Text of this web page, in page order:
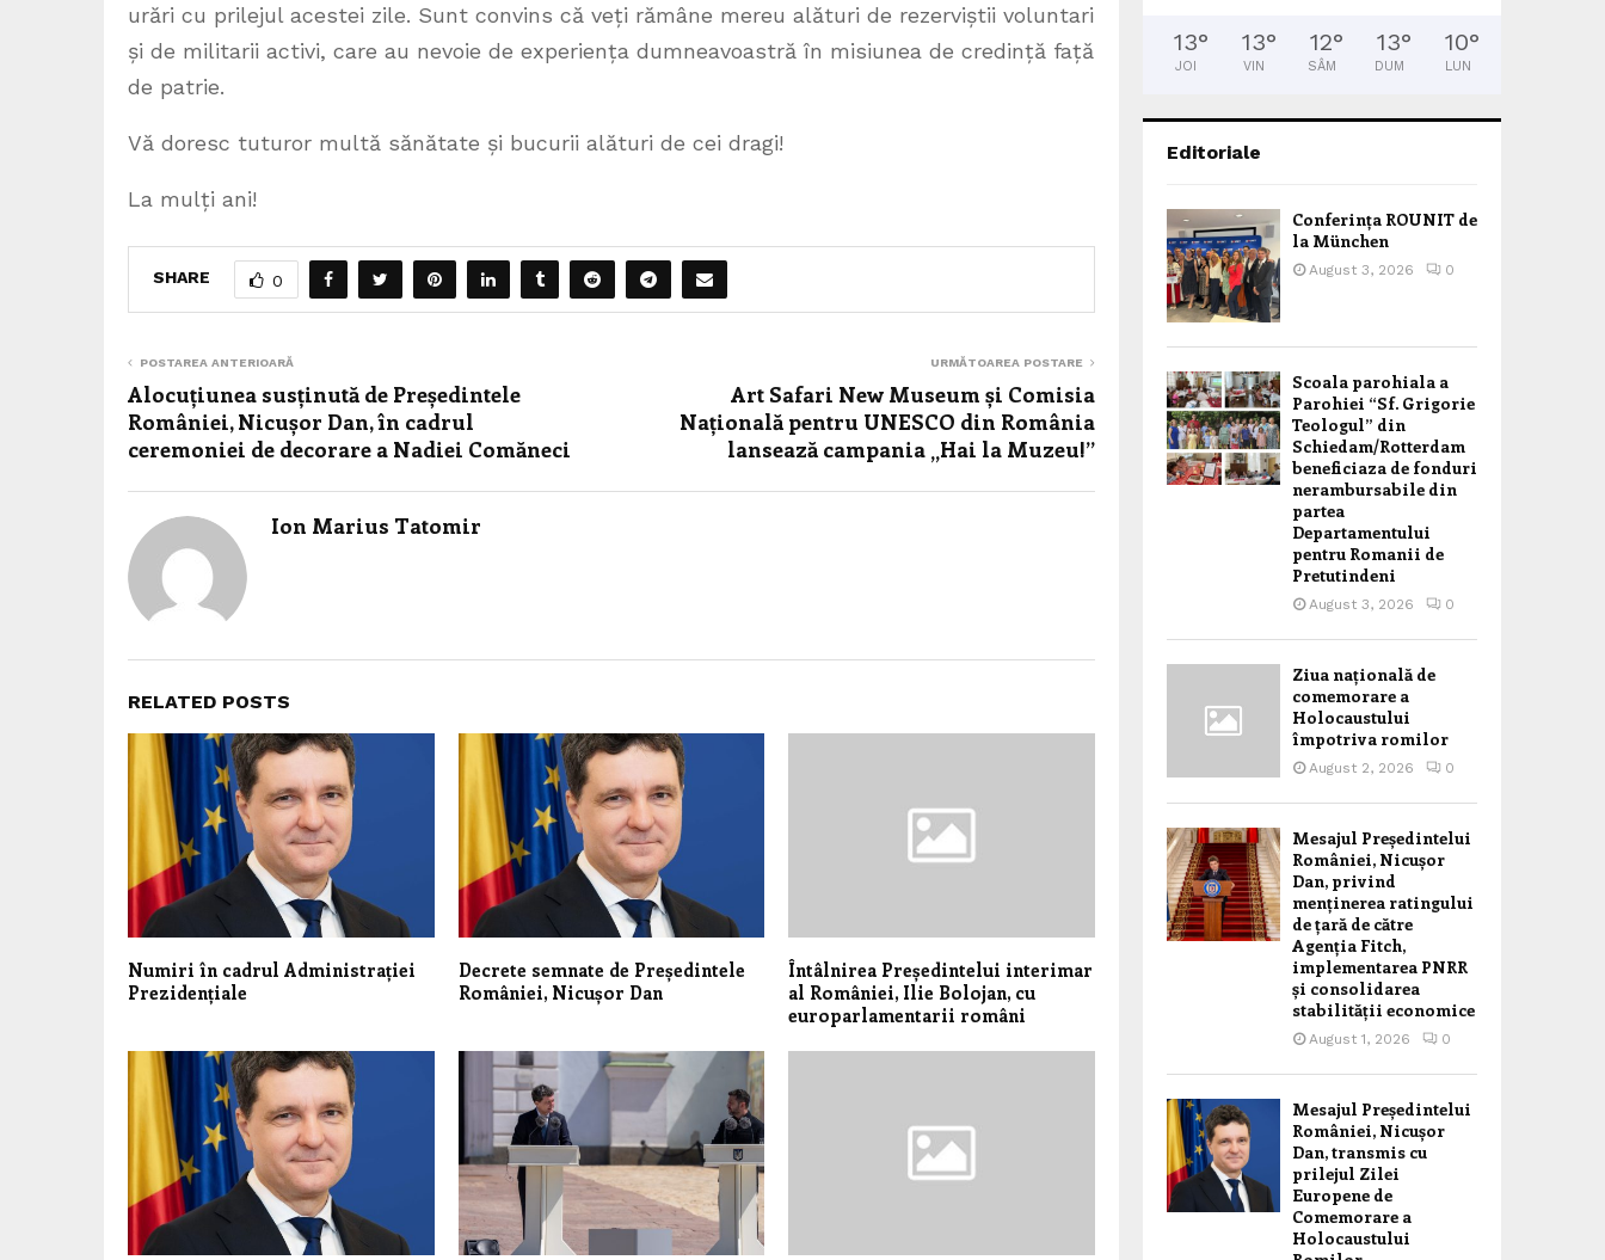
urări cu prilejul acestei zile. Sunt convins că veți rămâne mereu alături de rezerviștii voluntari
și de militarii activi, care au nevoie de experiența dumneavoastră în misiunea de credință față
de patrie.
Vă doresc tuturor multă sănătate și bucurii alături de cei dragi!
La mulți ani!
SHARE 0
POSTAREA ANTERIOARĂ
Alocuțiunea susținută de Președintele
României, Nicușor Dan, în cadrul
ceremoniei de decorare a Nadiei Comăneci
URMĂTOAREA POSTARE
Art Safari New Museum și Comisia
Națională pentru UNESCO din România
lansează campania „Hai la Muzeu!”
Ion Marius Tatomir
RELATED POSTS
Numiri în cadrul Administrației
Prezidențiale
Decrete semnate de Președintele
României, Nicușor Dan
Întâlnirea Președintelui interimar
al României, Ilie Bolojan, cu
europarlamentarii români
13°
JOI
13°
VIN
12°
SÂM
13°
DUM
10°
LUN
Editoriale
Conferința ROUNIT de
la München
August 3, 2026 0
Scoala parohiala a
Parohiei “Sf. Grigorie
Teologul” din
Schiedam/Rotterdam
beneficiaza de fonduri
nerambursabile din
partea
Departamentului
pentru Romanii de
Pretutindeni
August 3, 2026 0
Ziua națională de
comemorare a
Holocaustului
împotriva romilor
August 2, 2026 0
Mesajul Președintelui
României, Nicușor
Dan, privind
menținerea ratingului
de țară de către
Agenția Fitch,
implementarea PNRR
și consolidarea
stabilității economice
August 1, 2026 0
Mesajul Președintelui
României, Nicușor
Dan, transmis cu
prilejul Zilei
Europene de
Comemorare a
Holocaustului